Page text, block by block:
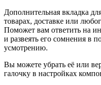
Дополнительная вкладка
товарах, доставке или
Поможет вам ответить на
и развеять его сомнения в
усмотрению.
Вы можете убрать её или
галочку в настройках